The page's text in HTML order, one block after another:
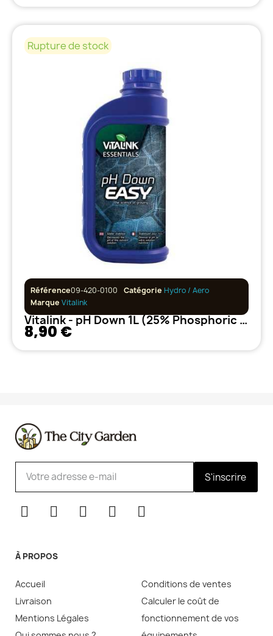
Rupture de stock
Référence09-420-0100 Catégorie Hydro / Aero
Marque Vitalink
Vitalink - pH Down 1L (25% Phosphoric Acid)
8,90 €
S'inscrire
À PROPOS
Accueil
Livraison
Mentions Légales
Conditions de ventes
Calculer le coût de
fonctionnement de vos